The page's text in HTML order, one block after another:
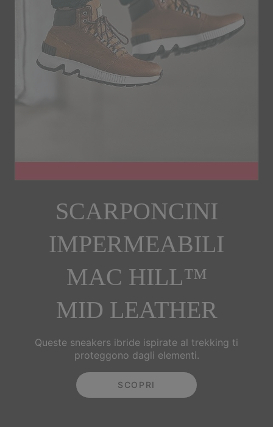
SCARPONCINI
IMPERMEABILI
MAC HILL™
MID LEATHER
Queste sneakers ibride ispirate al trekking ti
proteggono dagli elementi.
SCOPRI